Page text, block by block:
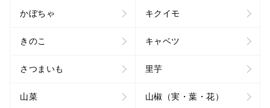
かぼちゃ キクイモ
きのこ キャベツ
さつまいも 里芋
山菜 山椒（実・葉・花）